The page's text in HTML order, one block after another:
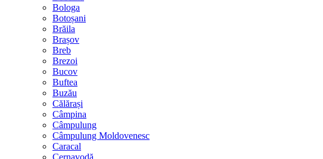
Bologa
Botoșani
Brăila
Brașov
Breb
Brezoi
Bucov
Buftea
Buzău
Călărași
Câmpina
Câmpulung
Câmpulung Moldovenesc
Caracal
Cernavodă